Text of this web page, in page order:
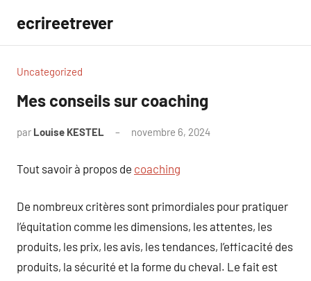
contenu
ecrireetrever
Uncategorized
Mes conseils sur coaching
par Louise KESTEL novembre 6, 2024
Tout savoir à propos de coaching
De nombreux critères sont primordiales pour pratiquer
l’équitation comme les dimensions, les attentes, les
produits, les prix, les avis, les tendances, l’efficacité des
produits, la sécurité et la forme du cheval. Le fait est